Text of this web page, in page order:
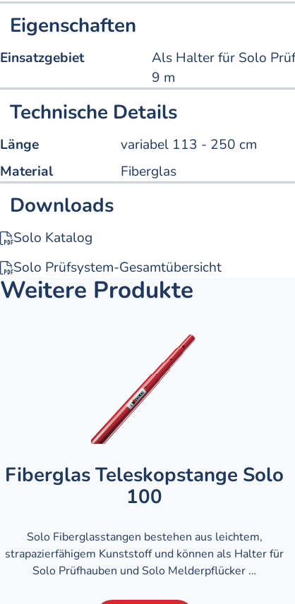
Eigenschaften
Einsatzgebiet
Als Halter für Solo
9 m
Technische Details
Länge
variabel 113 - 250 cm
Material
Fiberglas
Downloads
Solo Katalog
Solo Prüfsystem-Gesamtübersicht
Weitere Produkte
Fiberglas Teleskopstange Solo
100
Solo Fiberglasstangen bestehen aus leichtem,
strapazierfähigem Kunststoff und können als Halter für
Solo Prüfhauben und Solo Melderpflücker …